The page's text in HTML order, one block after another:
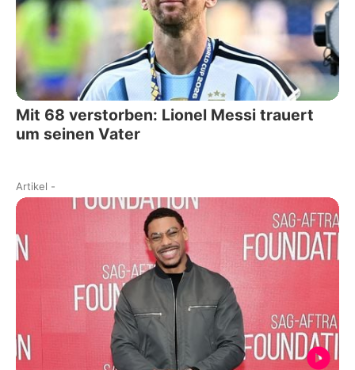
Mit 68 verstorben: Lionel Messi trauert
um seinen Vater
Artikel -